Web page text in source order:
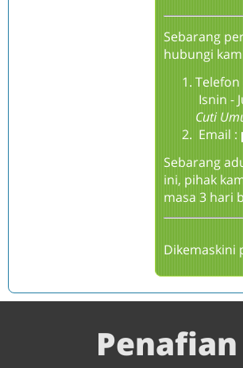
Sebarang
hubungi
Telefon
Isnin -
Cuti
Email :
Sebarang
ini, pihak
masa 3 hari
Dikemaskini
Penafian